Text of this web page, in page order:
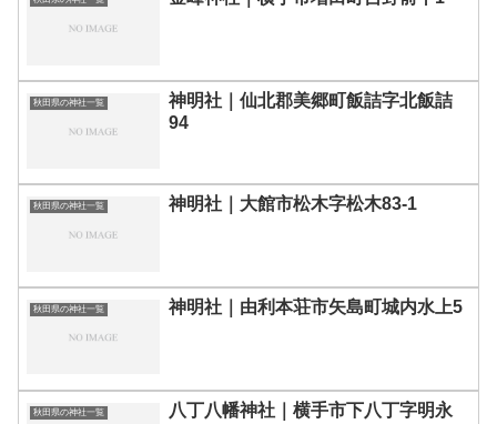
秋田県の神社一覧
神明社｜仙北郡美郷町飯詰字北飯詰
94
秋田県の神社一覧 神明社｜大館市松木字松木83-1
秋田県の神社一覧 神明社｜由利本荘市矢島町城内水上5
秋田県の神社一覧
八丁八幡神社｜横手市下八丁字明永